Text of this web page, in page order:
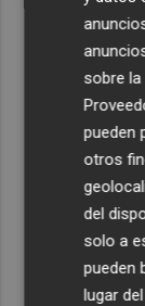
sobre la
pueden
otros
del
solo a
pueden
lugar